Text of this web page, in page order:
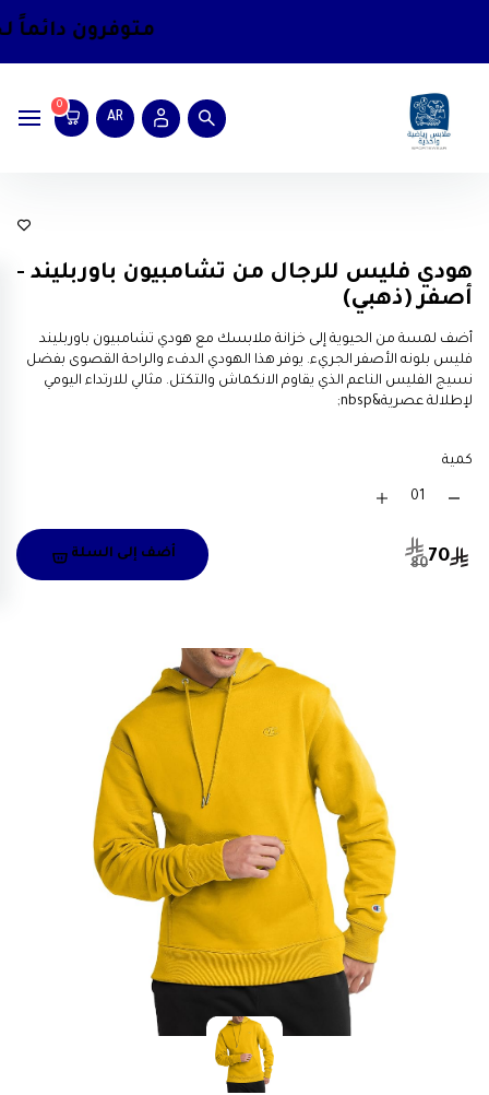
متوفرون دائماً
AR
0
هودي فليس للرجال من تشامبيون باوربليند -
أصفر (ذهبي)
أضف لمسة من الحيوية إلى خزانة ملابسك مع هودي تشامبيون باوربليند
فليس بلونه الأصفر الجريء. يوفر هذا الهودي الدفء والراحة القصوى بفضل
نسيج الفليس الناعم الذي يقاوم الانكماش والتكتل. مثالي للارتداء اليومي
لإطلالة عصرية&nbsp;
كمية
70
80
أضف إلى السلة